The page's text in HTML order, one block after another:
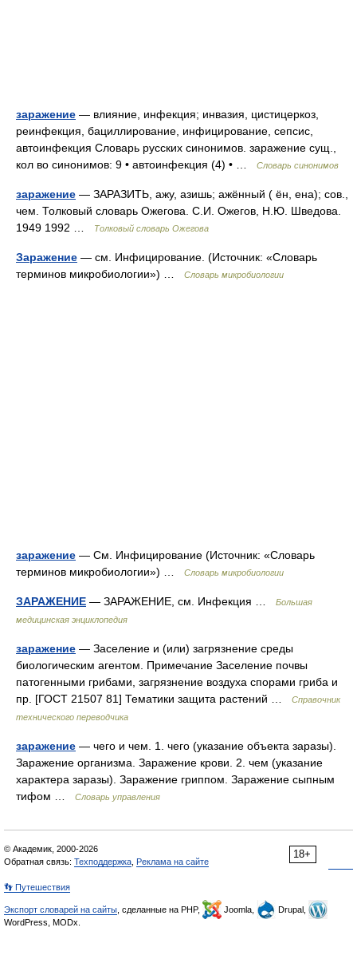
заражение — влияние, инфекция; инвазия, цистицеркоз,
реинфекция, бациллирование, инфицирование, сепсис,
автоинфекция Словарь русских синонимов. заражение сущ.,
кол во синонимов: 9 • автоинфекция (4) • …
Словарь синонимов
заражение — ЗАРАЗИТЬ, ажу, азишь; ажённый ( ён, ена); сов.,
чем. Толковый словарь Ожегова. С.И. Ожегов, Н.Ю. Шведова.
1949 1992 …
Толковый словарь Ожегова
Заражение — см. Инфицирование. (Источник: «Словарь
терминов микробиологии») …
Словарь микробиологии
заражение — См. Инфицирование (Источник: «Словарь
терминов микробиологии») …
Словарь микробиологии
ЗАРАЖЕНИЕ — ЗАРАЖЕНИЕ, см. Инфекция …
Большая
медицинская энциклопедия
заражение — Заселение и (или) загрязнение среды
биологическим агентом. Примечание Заселение почвы
патогенными грибами, загрязнение воздуха спорами гриба и
пр. [ГОСТ 21507 81] Тематики защита растений …
Справочник
технического переводчика
заражение — чего и чем. 1. чего (указание объекта заразы).
Заражение организма. Заражение крови. 2. чем (указание
характера заразы). Заражение гриппом. Заражение сыпным
тифом …
Словарь управления
18+
© Академик, 2000-2026
Обратная связь: Техподдержка Реклама на сайте
👣 Путешествия
Экспорт словарей на сайты , сделанные на PHP, Joomla,
Drupal,
WordPress, MODx.